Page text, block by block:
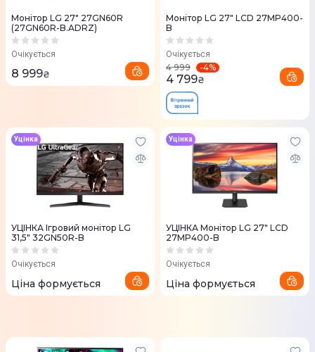
Монітор LG 27" 27GN60R
(27GN60R-B.ADRZ)
Очікується
8 999₴
Монітор LG 27" LCD 27MP400-
B
Очікується
4 999 -4%
4 799₴
УЦІНКА Ігровий монітор LG
31,5" 32GN50R-B
Очікується
Уцінка
Ціна формується
УЦІНКА Монітор LG 27" LCD
27MP400-B
Очікується
Уцінка
Ціна формується